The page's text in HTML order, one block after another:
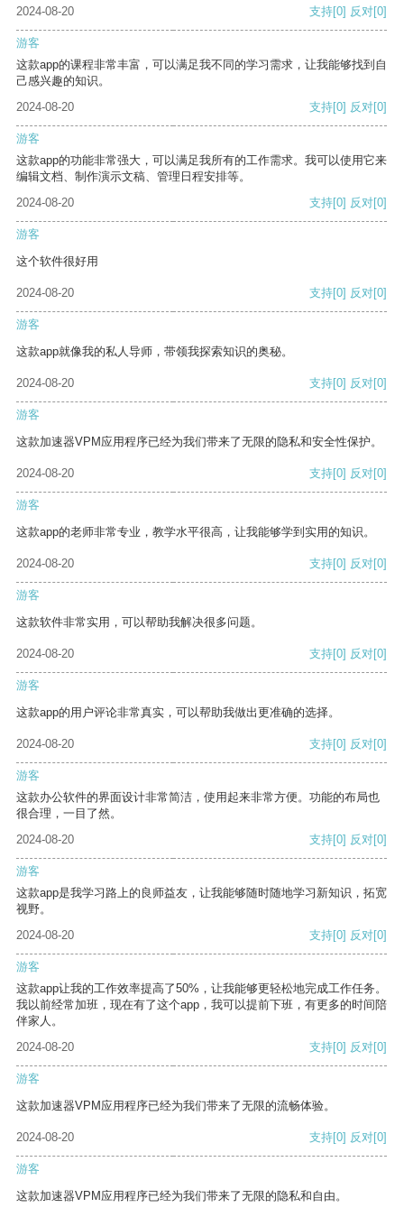
2024-08-20 支持[0] 反对[0]
游客
这款app的课程非常丰富，可以满足我不同的学习需求，让我能够找到自
己感兴趣的知识。
2024-08-20
支持[0] 反对[0]
游客
这款app的功能非常强大，可以满足我所有的工作需求。我可以使用它来
编辑文档、制作演示文稿、管理日程安排等。
2024-08-20
支持[0] 反对[0]
游客
这个软件很好用
2024-08-20 支持[0] 反对[0]
游客
这款app就像我的私人导师，带领我探索知识的奥秘。
2024-08-20 支持[0] 反对[0]
游客
这款加速器VPM应用程序已经为我们带来了无限的隐私和安全性保护。
2024-08-20 支持[0] 反对[0]
游客
这款app的老师非常专业，教学水平很高，让我能够学到实用的知识。
2024-08-20 支持[0] 反对[0]
游客
这款软件非常实用，可以帮助我解决很多问题。
2024-08-20 支持[0] 反对[0]
游客
这款app的用户评论非常真实，可以帮助我做出更准确的选择。
2024-08-20 支持[0] 反对[0]
游客
这款办公软件的界面设计非常简洁，使用起来非常方便。功能的布局也
很合理，一目了然。
2024-08-20
支持[0] 反对[0]
游客
这款app是我学习路上的良师益友，让我能够随时随地学习新知识，拓宽
视野。
2024-08-20
支持[0] 反对[0]
游客
这款app让我的工作效率提高了50%，让我能够更轻松地完成工作任务。
我以前经常加班，现在有了这个app，我可以提前下班，有更多的时间陪
伴家人。
2024-08-20
支持[0] 反对[0]
游客
这款加速器VPM应用程序已经为我们带来了无限的流畅体验。
2024-08-20 支持[0] 反对[0]
游客
这款加速器VPM应用程序已经为我们带来了无限的隐私和自由。